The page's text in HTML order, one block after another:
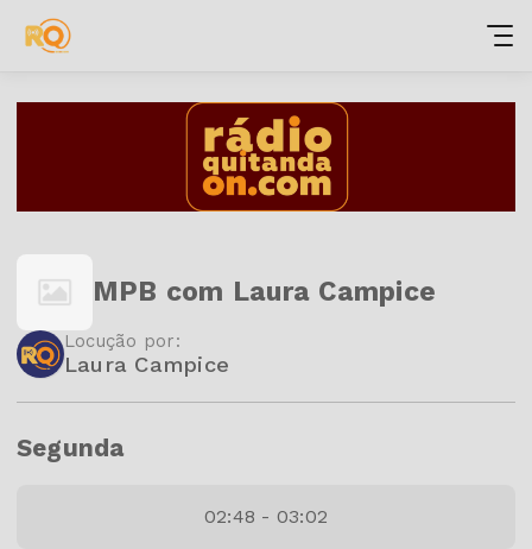
MPB com Laura Campice
Locução por:
Laura Campice
Segunda
02:48 - 03:02